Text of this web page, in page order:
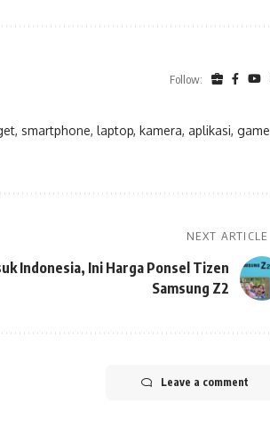
Follow:
smartphone, laptop, kamera, aplikasi, game
NEXT ARTICLE
Indonesia, Ini Harga Ponsel Tizen
Samsung Z2
Leave a comment